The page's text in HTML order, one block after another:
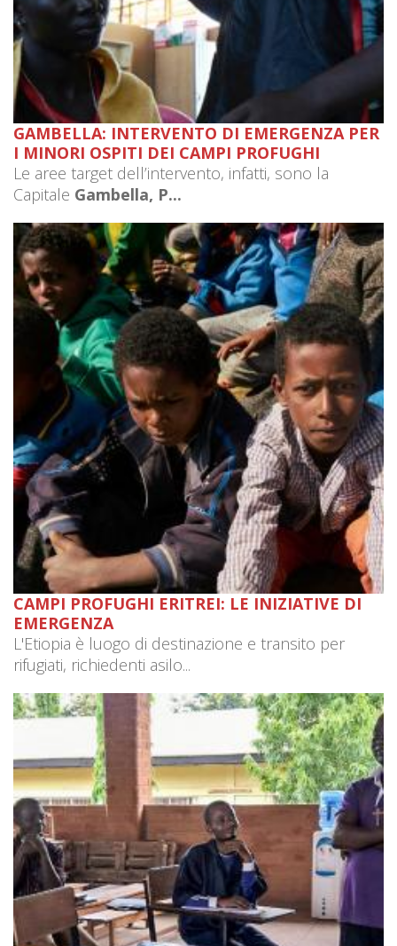
GAMBELLA: INTERVENTO DI EMERGENZA PER
I MINORI OSPITI DEI CAMPI PROFUGHI
Le aree target dell’intervento, infatti, sono la
Capitale Gambella, P...
CAMPI PROFUGHI ERITREI: LE INIZIATIVE DI
EMERGENZA
L'Etiopia è luogo di destinazione e transito per
rifugiati, richiedenti asilo...